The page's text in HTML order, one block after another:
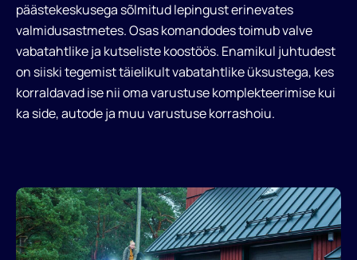
päästekeskusega sõlmitud lepingust erinevates
valmidusastmetes. Osas komandodes toimub valve
vabatahtlike ja kutseliste koostöös. Enamikul juhtudest
on siiski tegemist täielikult vabatahtlike üksustega, kes
korraldavad ise nii oma varustuse komplekteerimise kui
ka side, autode ja muu varustuse korrashoiu.
Otsi
NIMI
E-POST
PERENIMI*